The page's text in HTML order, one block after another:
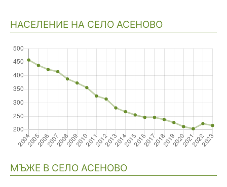
НАСЕЛЕНИЕ НА СЕЛО АСЕНОВО
МЪЖЕ В СЕЛО АСЕНОВО